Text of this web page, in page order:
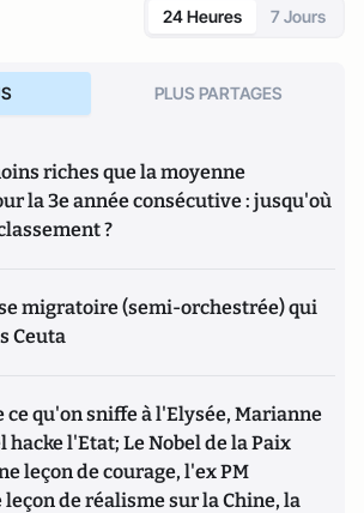
24 Heures 7 Jours
PLUS PARTAGES
riches que la moyenne
la 3e année consécutive : jusqu'où
?
migratoire (semi-orchestrée) qui
Ceuta
ce qu'on sniffe à l'Elysée, Marianne
hacke l'Etat; Le Nobel de la Paix
leçon de courage, l'ex PM
de réalisme sur la Chine, la